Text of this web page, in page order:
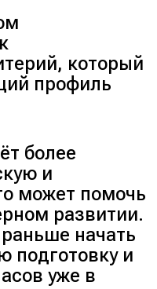
который
профиль
более
и
может помочь
развитии.
начать
подготовку и
уже в